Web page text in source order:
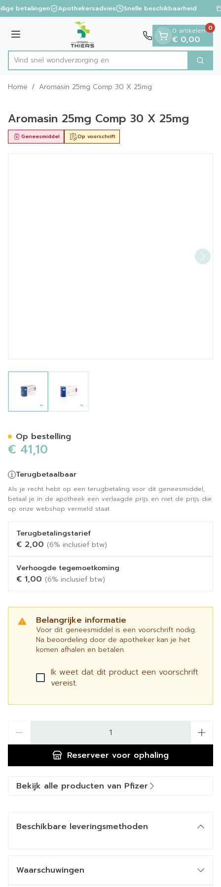
Ga naar de inhoud
1 van 1
betalingen Apothekersadvies Snelle beschikbaarheid
Menu
Product, merk, categorie...
Vind snel wondverz Zoek
0 artikelen
€ 0,00
0
Home / Aromasin 25mg Comp 30 X 25mg
Aromasin 25mg Comp 30 X 25mg
Op voorschrift
Geneesmiddel
€ 41,10
Terugbetaalbaar
Als je recht hebt op een terugbetaling voor dit geneesmiddel,
betaal je in de apotheek een verlaagde prijs en niet de prijs die
op onze webshop vermeld staat.
Terugbetalingstarief
€ 2,00 (6% inclusief btw)
Verhoogde tegemoetkoming
€ 1,00 (6% inclusief btw)
Belangrijke informatie
Voor dit geneesmiddel is een voorschrift nodig.
Na beoordeling door de apotheker kan je het
komen afhalen en betalen.
Ik weet dat dit product een voorschrift
vereist.
Reserveer voor ophaling
Op bestelling
Bekijk alle producten van Pfizer
Beschikbare leveringsmethoden
Waarschuwingen